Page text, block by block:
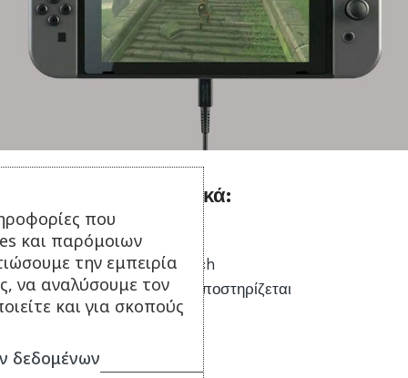
Τεχνικά χαρακτηριστικά:
Τύπος Αξεσουάρ: Φορτιστής
Πλατφόρμα: Nintendo Switch
Ασύρματη Τεχνολογία: Δεν υποστηρίζεται
Χρώμα: Μαύρο
που
και παρόμοιων
την εμπειρία
να αναλύσουμε τον
και για σκοπούς
δεδομένων